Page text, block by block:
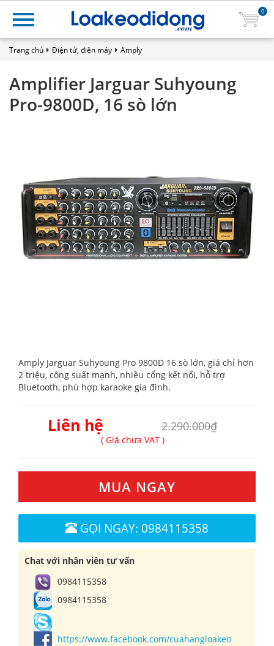
0
Trang chủ Điện tử, điện máy Amply
Amplifier Jarguar Suhyoung
Pro-9800D, 16 sò lớn
Amply Jarguar Suhyoung Pro 9800D 16 sò lớn, giá chỉ hơn
2 triệu, công suất mạnh, nhiều cổng kết nối, hỗ trợ
Bluetooth, phù hợp karaoke gia đình.
Liên hệ 2.290.000₫
( Giá chưa VAT )
MUA NGAY
GỌI NGAY: 0984115358
Chat với nhân viên tư vấn
0984115358
0984115358
https://www.facebook.com/cuahangloakeo